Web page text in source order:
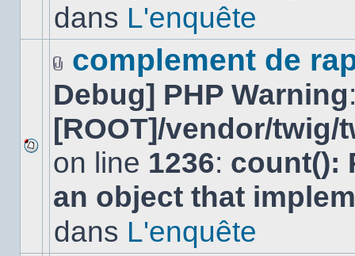
dansdans L'enquête
Aucun
nouveau
message
non-
dans
joint(s)
complement de
Debug] PHP Warning
[ROOT]/vendor/
on line 1236: count():
an object that
dans L'enquête